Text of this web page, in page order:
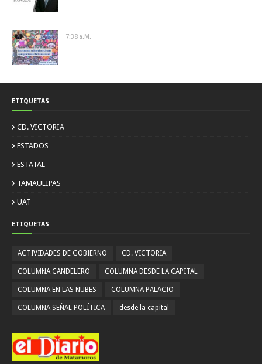
7:38 A.m.
ETIQUETAS
CD. VICTORIA
ESTADOS
ESTATAL
TAMAULIPAS
UAT
ETIQUETAS
ACTIVIDADES DE GOBIERNO CD. VICTORIA
COLUMNA CANDELERO COLUMNA DESDE LA CAPITAL
COLUMNA EN LAS NUBES COLUMNA PALACIO
COLUMNA SEÑAL POLÍTICA desde la capital